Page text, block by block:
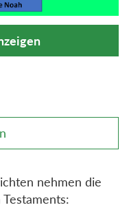
nehmen die